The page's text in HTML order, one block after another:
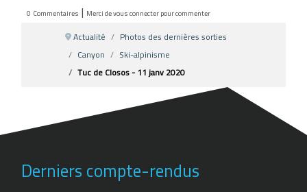
131cf185f10a 259 1326f192f10a 259 1330f19ff102
259 133af1a2f0fc 259 1344f1a9f101 259
133af1a5f10d 359 125375d1e 33e1c21 02b 025 0 5
0162e2d3732161929201d1a1b f282723 a 6 51a1c
0 Commentaires | Merci de vous connecter pour commenter
Actualité
Photos des dernières sorties
Canyon
Ski-alpinisme
Tuc de Closos - 11 janv 2020
Derniers compte-rendus